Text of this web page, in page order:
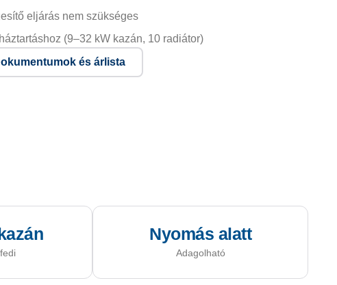
eljárás nem szükséges
(9–32 kW kazán, 10 radiátor)
és árlista
Nyomás alatt
Adagolható